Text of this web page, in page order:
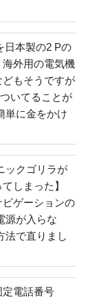
日本製の2 Pの
外用の電気機
もそうですが
いてることが
単に金をかけ
ックゴリラが
しまった】
ゲーションの
源が入らな
法で直りまし
定電話番号